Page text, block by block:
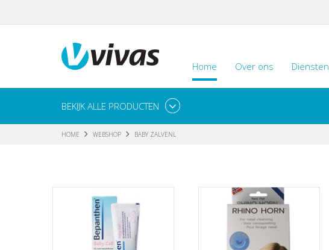
Home Over ons Diensten
BEKIJK ALLE PRODUCTEN
HOME WEBSHOP BABY ZALVENL